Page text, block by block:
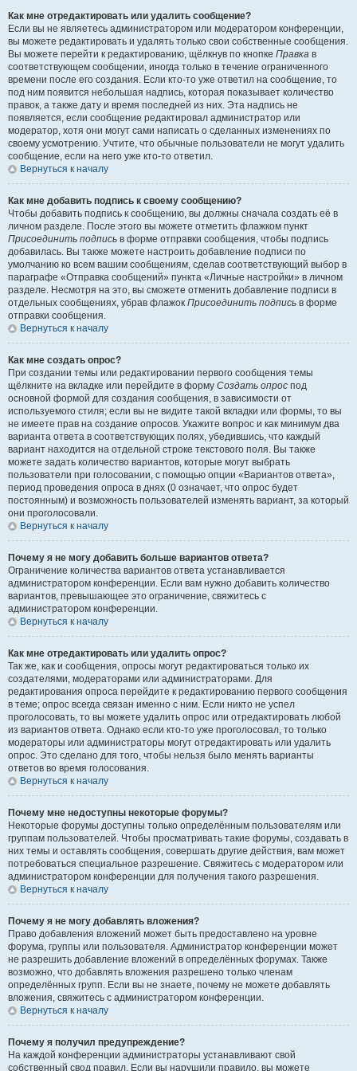
Как мне отредактировать или удалить сообщение?
Если вы не являетесь администратором или модератором конференции,
вы можете редактировать и удалять только свои собственные сообщения.
Вы можете перейти к редактированию, щёлкнув по кнопке Правка в
соответствующем сообщении, иногда только в течение ограниченного
времени после его создания. Если кто-то уже ответил на сообщение, то
под ним появится небольшая надпись, которая показывает количество
правок, а также дату и время последней из них. Эта надпись не
появляется, если сообщение редактировал администратор или
модератор, хотя они могут сами написать о сделанных изменениях по
своему усмотрению. Учтите, что обычные пользователи не могут удалить
сообщение, если на него уже кто-то ответил.
Вернуться к началу
Как мне добавить подпись к своему сообщению?
Чтобы добавить подпись к сообщению, вы должны сначала создать её в
личном разделе. После этого вы можете отметить флажком пункт
Присоединить подпись в форме отправки сообщения, чтобы подпись
добавилась. Вы также можете настроить добавление подписи по
умолчанию ко всем вашим сообщениям, сделав соответствующий выбор в
параграфе «Отправка сообщений» пункта «Личные настройки» в личном
разделе. Несмотря на это, вы сможете отменить добавление подписи в
отдельных сообщениях, убрав флажок Присоединить подпись в форме
отправки сообщения.
Вернуться к началу
Как мне создать опрос?
При создании темы или редактировании первого сообщения темы
щёлкните на вкладке или перейдите в форму Создать опрос под
основной формой для создания сообщения, в зависимости от
используемого стиля; если вы не видите такой вкладки или формы, то вы
не имеете прав на создание опросов. Укажите вопрос и как минимум два
варианта ответа в соответствующих полях, убедившись, что каждый
вариант находится на отдельной строке текстового поля. Вы также
можете задать количество вариантов, которые могут выбрать
пользователи при голосовании, с помощью опции «Вариантов ответа»,
период проведения опроса в днях (0 означает, что опрос будет
постоянным) и возможность пользователей изменять вариант, за который
они проголосовали.
Вернуться к началу
Почему я не могу добавить больше вариантов ответа?
Ограничение количества вариантов ответа устанавливается
администратором конференции. Если вам нужно добавить количество
вариантов, превышающее это ограничение, свяжитесь с
администратором конференции.
Вернуться к началу
Как мне отредактировать или удалить опрос?
Так же, как и сообщения, опросы могут редактироваться только их
создателями, модераторами или администраторами. Для
редактирования опроса перейдите к редактированию первого сообщения
в теме; опрос всегда связан именно с ним. Если никто не успел
проголосовать, то вы можете удалить опрос или отредактировать любой
из вариантов ответа. Однако если кто-то уже проголосовал, то только
модераторы или администраторы могут отредактировать или удалить
опрос. Это сделано для того, чтобы нельзя было менять варианты
ответов во время голосования.
Вернуться к началу
Почему мне недоступны некоторые форумы?
Некоторые форумы доступны только определённым пользователям или
группам пользователей. Чтобы просматривать такие форумы, создавать в
них темы и оставлять сообщения, совершать другие действия, вам может
потребоваться специальное разрешение. Свяжитесь с модератором или
администратором конференции для получения такого разрешения.
Вернуться к началу
Почему я не могу добавлять вложения?
Право добавления вложений может быть предоставлено на уровне
форума, группы или пользователя. Администратор конференции может
не разрешить добавление вложений в определённых форумах. Также
возможно, что добавлять вложения разрешено только членам
определённых групп. Если вы не знаете, почему не можете добавлять
вложения, свяжитесь с администратором конференции.
Вернуться к началу
Почему я получил предупреждение?
На каждой конференции администраторы устанавливают свой
собственный свод правил. Если вы нарушили правило, вы можете